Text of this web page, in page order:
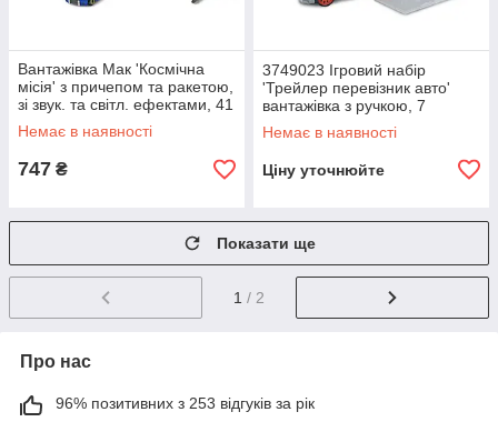
Вантажівка Мак 'Космічна
місія' з причепом та ракетою,
зі звук. та світл. ефектами, 41
см, 3+
Немає в наявності
747 ₴
3749023 Ігровий набір
'Трейлер перевізник авто'
вантажівка з ручкою, 7
машин, аксес, довж., 62 см,
3+
Немає в наявності
Ціну уточнюйте
Показати ще
1 / 2
Про нас
96% позитивних з 253 відгуків за рік